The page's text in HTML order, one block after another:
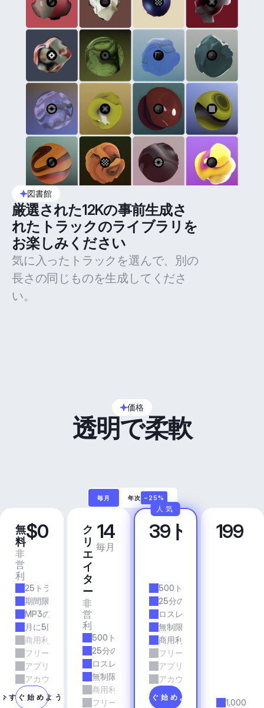
図書館
厳選された12Kの事前生成さ
れたトラックのライブラリを
お楽しみください
気に入ったトラックを選んで、別の
長さの同じものを生成してくださ
い。
価格
透明で柔軟
毎月 年次 −25%
無
料
非
営
利
$0
25トラック/月
期間限定
MP3の品質
月に5回のダウンロード
商用利用
フリーランスとエージェンシーの仕事
アプリとサービス
アカウントマネージャーのサポート
今すぐ始めよう
ク
リ
エ
イ
タ
ー
非
営
利
14
毎月
500トラック/月
25分の所要時間
ロスレス品質
無制限のダウンロード
商用利用
フリーランスとエージェンシーの仕事
プ
ロ
39ドル
500トラック/月
25分の所要時間
ロスレス品質
無制限のダウンロード
商用利用
フリーランスとエージェン
アプリとサービス
アカウントマネージャーの
今すぐ始めよう
人気
ビ
ジ
199
1,000ト